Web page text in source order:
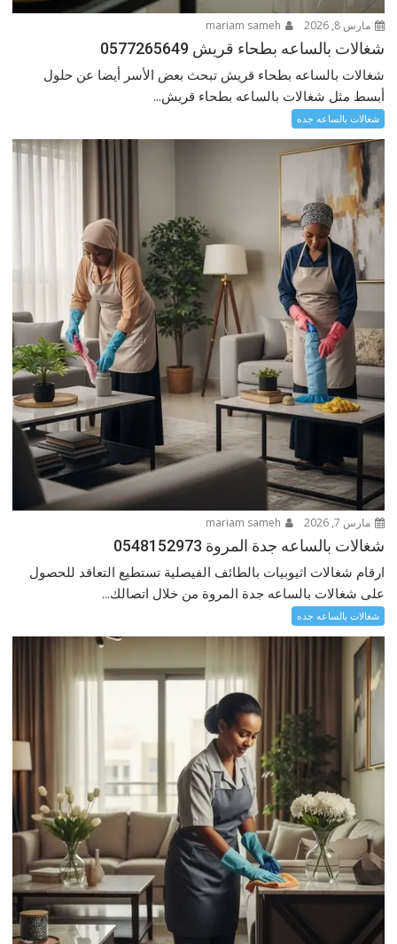
مارس 8, 2026
شغالات بالساعه بطحاء قريش 0577265649
شغالات بالساعه بطحاء قريش تبحث بعض الأسر أيضا عن حلول
أبسط مثل شغالات بالساعه بطحاء قريش...
شغالات بالساعه جده
مارس 7, 2026
شغالات بالساعه جدة المروة 0548152973
ارقام شغالات اثيوبيات بالطائف الفيصلية تستطيع التعاقد للحصول
على شغالات بالساعه جدة المروة من خلال اتصالك...
شغالات بالساعه جده